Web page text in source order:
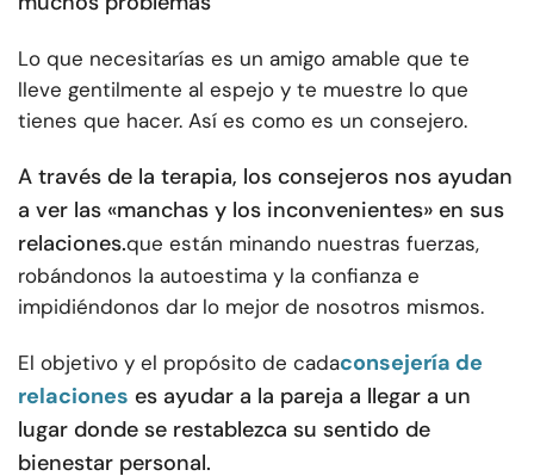
Lo que necesitarías es un amigo amable que te
lleve gentilmente al espejo y te muestre lo que
tienes que hacer. Así es como es un consejero.
A través de la terapia, los consejeros nos ayudan
a ver las «manchas y los inconvenientes» en sus
relaciones.que están minando nuestras fuerzas,
robándonos la autoestima y la confianza e
impidiéndonos dar lo mejor de nosotros mismos.
El objetivo y el propósito de cadaconsejería de
relaciones es ayudar a la pareja a llegar a un
lugar donde se restablezca su sentido de
bienestar personal.